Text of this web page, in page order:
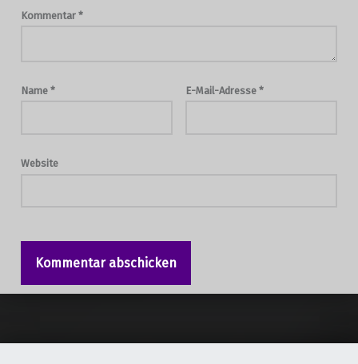
Kommentar *
Name * E-Mail-Adresse *
Website